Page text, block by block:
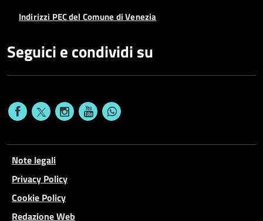
Indirizzi PEC del Comune di Venezia
Seguici e condividi su
Note legali
Privacy Policy
Cookie Policy
Redazione Web